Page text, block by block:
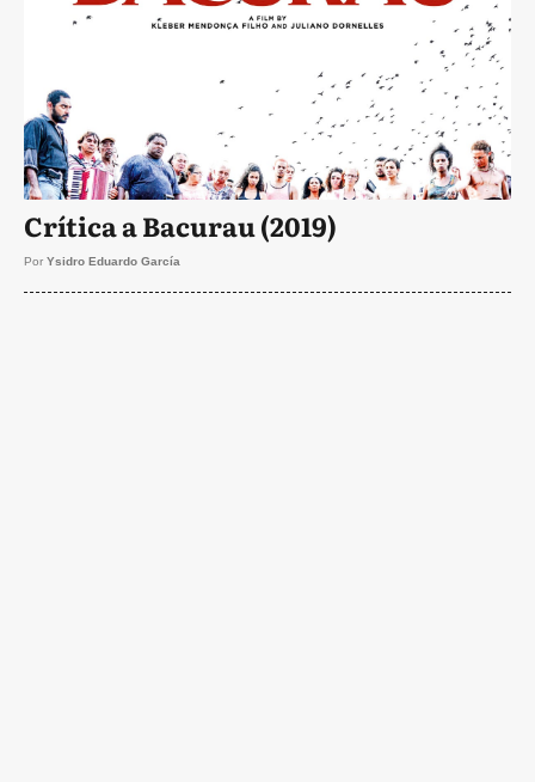
Crítica a Bacurau (2019)
Por Ysidro Eduardo García